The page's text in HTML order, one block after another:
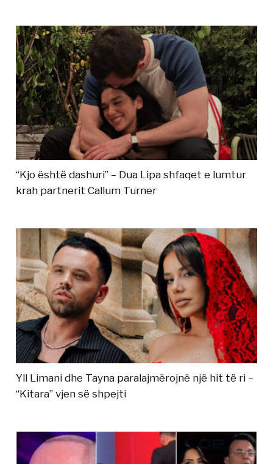
“Kjo është dashuri” – Dua Lipa shfaqet e lumtur
krah partnerit Callum Turner
Yll Limani dhe Tayna paralajmërojnë një hit të ri –
“Kitara” vjen së shpejti